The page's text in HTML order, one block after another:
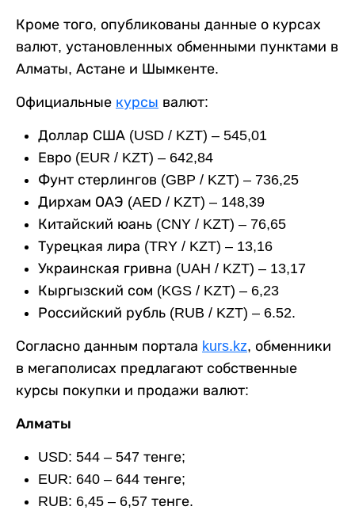
Кроме того, опубликованы данные о курсах
валют, установленных обменными пунктами в
Алматы, Астане и Шымкенте.
Официальные курсы валют:
Доллар США (USD / KZT) – 545,01
Евро (EUR / KZT) – 642,84
Фунт стерлингов (GBP / KZT) – 736,25
Дирхам ОАЭ (AED / KZT) – 148,39
Китайский юань (CNY / KZT) – 76,65
Турецкая лира (TRY / KZT) – 13,16
Украинская гривна (UAH / KZT) – 13,17
Кыргызский сом (KGS / KZT) – 6,23
Российский рубль (RUB / KZT) – 6.52.
Согласно данным портала kurs.kz, обменники
в мегаполисах предлагают собственные
курсы покупки и продажи валют:
Алматы
USD: 544 – 547 тенге;
EUR: 640 – 644 тенге;
RUB: 6,45 – 6,57 тенге.